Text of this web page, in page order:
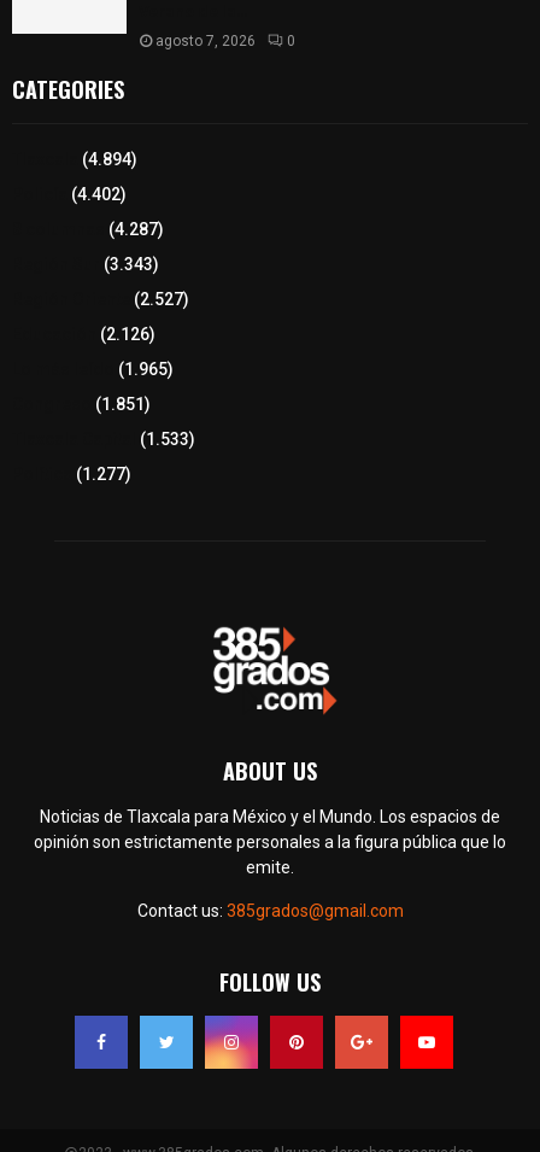
agosto 7, 2026 0
CATEGORIES
(4.894)
(4.402)
(4.287)
(3.343)
(2.527)
(2.126)
(1.965)
(1.851)
(1.533)
(1.277)
ABOUT US
Noticias de Tlaxcala para México y el Mundo. Los espacios de
opinión son estrictamente personales a la figura pública que lo
emite.
Contact us: 385grados@gmail.com
FOLLOW US